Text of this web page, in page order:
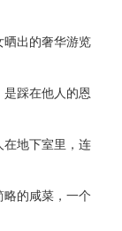
出的奢华游览
踩在他人的恩
地下室里，连
的咸菜，一个